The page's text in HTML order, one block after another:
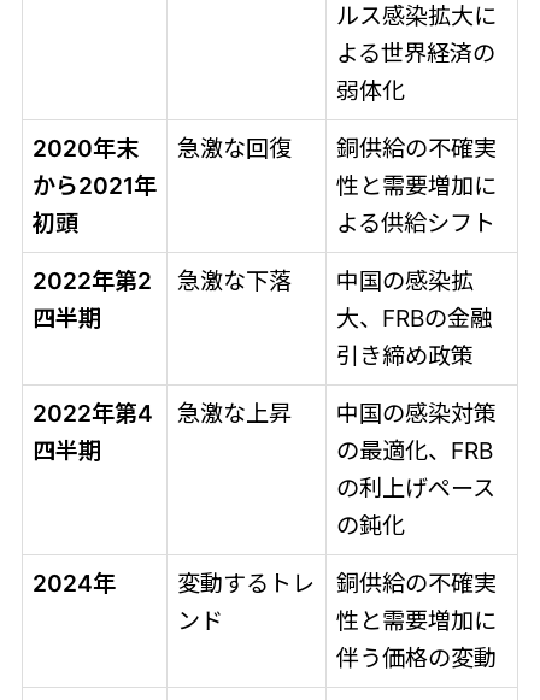
ルス感染拡大に
よる世界経済の
弱体化
2020年末
から2021年
初頭
急激な回復
銅供給の不確実
性と需要増加に
よる供給シフト
2022年第2
四半期
急激な下落
中国の感染拡
大、FRBの金融
引き締め政策
2022年第4
四半期
急激な上昇
中国の感染対策
の最適化、FRB
の利上げペース
の鈍化
2024年
変動するトレ
ンド
銅供給の不確実
性と需要増加に
伴う価格の変動